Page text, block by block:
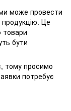
може провести
продукцію. Це
товари
бути
тому просимо
потребує